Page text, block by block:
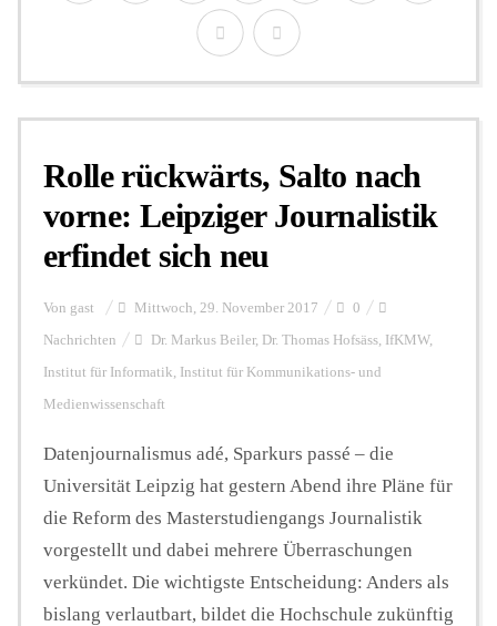
Rolle rückwärts, Salto nach
vorne: Leipziger Journalistik
erfindet sich neu
Von gast Mittwoch, 29. November 2017 0
Nachrichten Dr. Markus Beiler, Dr. Thomas Hofsäss, IfKMW,
Institut für Informatik, Institut für Kommunikations- und
Medienwissenschaft
Datenjournalismus adé, Sparkurs passé – die
Universität Leipzig hat gestern Abend ihre Pläne für
die Reform des Masterstudiengangs Journalistik
vorgestellt und dabei mehrere Überraschungen
verkündet. Die wichtigste Entscheidung: Anders als
bislang verlautbart, bildet die Hochschule zukünftig